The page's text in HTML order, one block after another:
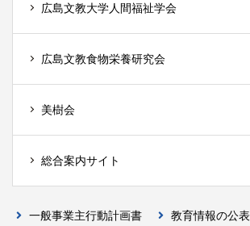
広島文教大学人間福祉学会
広島文教食物栄養研究会
美樹会
総合案内サイト
一般事業主行動計画書 教育情報の公表